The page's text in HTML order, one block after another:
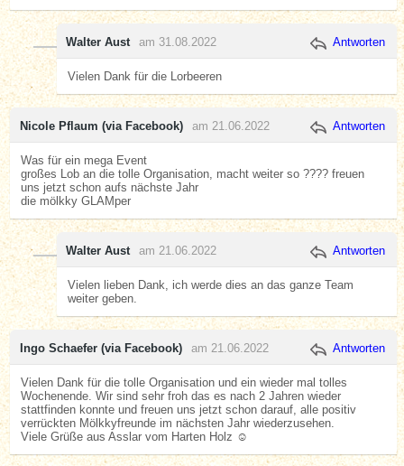
Walter Aust am 31.08.2022 Antworten
Vielen Dank für die Lorbeeren
Nicole Pflaum (via Facebook) am 21.06.2022 Antworten
Was für ein mega Event
großes Lob an die tolle Organisation, macht weiter so ???? freuen
uns jetzt schon aufs nächste Jahr
die mölkky GLAMper
Walter Aust am 21.06.2022 Antworten
Vielen lieben Dank, ich werde dies an das ganze Team
weiter geben.
Ingo Schaefer (via Facebook) am 21.06.2022 Antworten
Vielen Dank für die tolle Organisation und ein wieder mal tolles
Wochenende. Wir sind sehr froh das es nach 2 Jahren wieder
stattfinden konnte und freuen uns jetzt schon darauf, alle positiv
verrückten Mölkkyfreunde im nächsten Jahr wiederzusehen.
Viele Grüße aus Asslar vom Harten Holz ☺️